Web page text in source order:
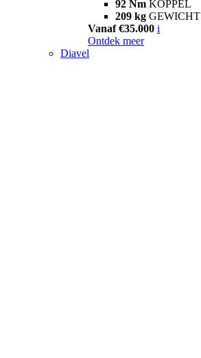
92 Nm KOPPEL
209 kg GEWICHT
Vanaf €35.000 i
Ontdek meer
Diavel